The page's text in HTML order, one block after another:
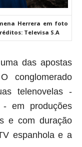
Herrera em foto
Televisa S.A
das apostas
conglomerado
telenovelas -
- em produções
e com duração
espanhola e a